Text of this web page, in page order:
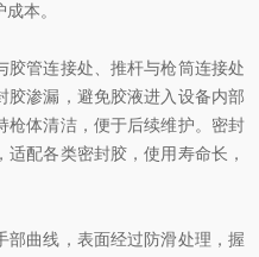
本。
胶管连接处、推杆与枪筒连接处
胶渗漏，避免胶液进入设备内部
枪体清洁，便于后续维护。密封
配各类密封胶，使用寿命长，
部曲线，表面经过防滑处理，握